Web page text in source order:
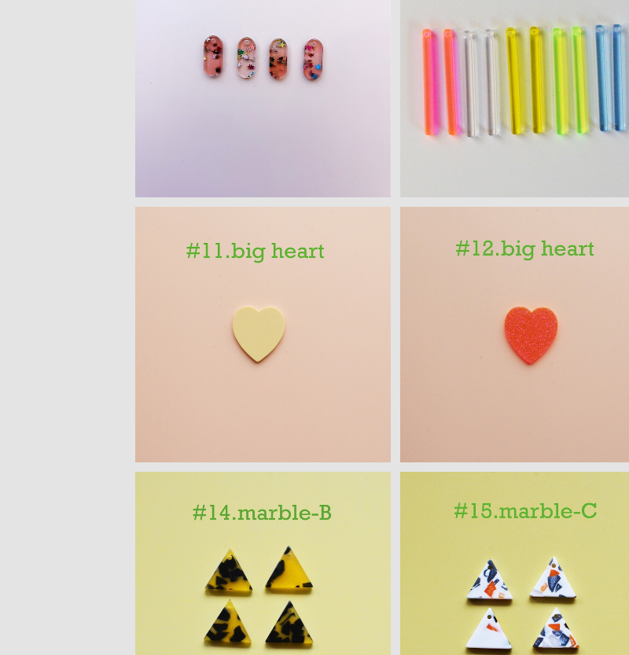
楕円モチーフ アクリルパーツ ４PCS
¥150
長方形 アクリルパーツ(S) 10PCS
¥200
SOLD OUT
ハートモチーフ アクリルパーツ(M)
¥250
ハートモチーフ アクリルパーツ(M)
¥250
三角モチーフ アクリルパーツ(S) ４PCS
三角モチーフ アクリルパーツ(S) ４PCS
¥300